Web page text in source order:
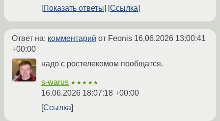
Показать ответы
Ссылка
Ответ на: комментарий от Feonis 16.06.2026 13:00:41
+00:00
надо с ростелекомом пообщатся.
s-warus ★★★★★
16.06.2026 18:07:18 +00:00
Ссылка